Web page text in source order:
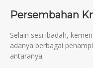
Persembahan
Selain sesi ibadah,
adanya berbagai
antaranya: